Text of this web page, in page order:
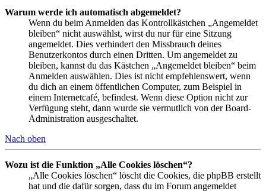
Warum werde ich automatisch abgemeldet?
Wenn du beim Anmelden das Kontrollkästchen „Angemeldet
bleiben“ nicht auswählst, wirst du nur für eine Sitzung
angemeldet. Dies verhindert den Missbrauch deines
Benutzerkontos durch einen Dritten. Um angemeldet zu
bleiben, kannst du das Kästchen „Angemeldet bleiben“ beim
Anmelden auswählen. Dies ist nicht empfehlenswert, wenn
du dich an einem öffentlichen Computer, zum Beispiel in
einem Internetcafé, befindest. Wenn diese Option nicht zur
Verfügung steht, dann wurde sie vermutlich von der Board-
Administration ausgeschaltet.
Nach oben
Wozu ist die Funktion „Alle Cookies löschen“?
„Alle Cookies löschen“ löscht die Cookies, die phpBB erstellt
hat und die dafür sorgen, dass du im Forum angemeldet